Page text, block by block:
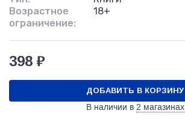
Возрастное
ограничение:
18+
398 ₽
ДОБАВИТЬ В КОРЗИНУ
В наличии в 2 магазинах